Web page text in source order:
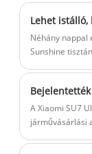
magában
God line-os
vakutöltős
Néhány nappal
Sunshine
kempingezést
praktikumot.
A Xiaomi SU7
járművásárlási